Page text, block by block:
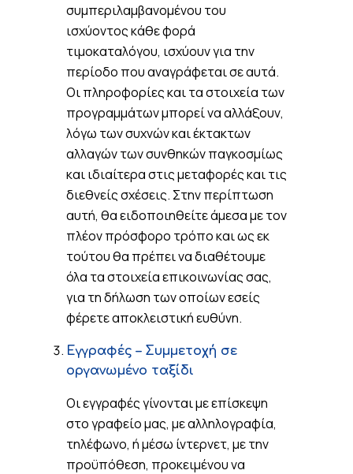
συμπεριλαμβανομένου του
ισχύοντος κάθε φορά
τιμοκαταλόγου, ισχύουν για την
περίοδο που αναγράφεται σε αυτά.
Οι πληροφορίες και τα στοιχεία των
προγραμμάτων μπορεί να αλλάξουν,
λόγω των συχνών και έκτακτων
αλλαγών των συνθηκών παγκοσμίως
και ιδιαίτερα στις μεταφορές και τις
διεθνείς σχέσεις. Στην περίπτωση
αυτή, θα ειδοποιηθείτε άμεσα με τον
πλέον πρόσφορο τρόπο και ως εκ
τούτου θα πρέπει να διαθέτουμε
όλα τα στοιχεία επικοινωνίας σας,
για τη δήλωση των οποίων εσείς
φέρετε αποκλειστική ευθύνη.
Εγγραφές – Συμμετοχή σε
οργανωμένο ταξίδι
Οι εγγραφές γίνονται με επίσκεψη
στο γραφείο μας, με αλληλογραφία,
τηλέφωνο, ή μέσω ίντερνετ, με την
προϋπόθεση, προκειμένου να